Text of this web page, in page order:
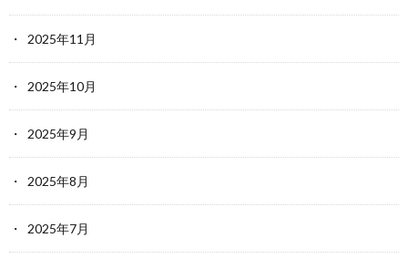
2025年11月
2025年10月
2025年9月
2025年8月
2025年7月